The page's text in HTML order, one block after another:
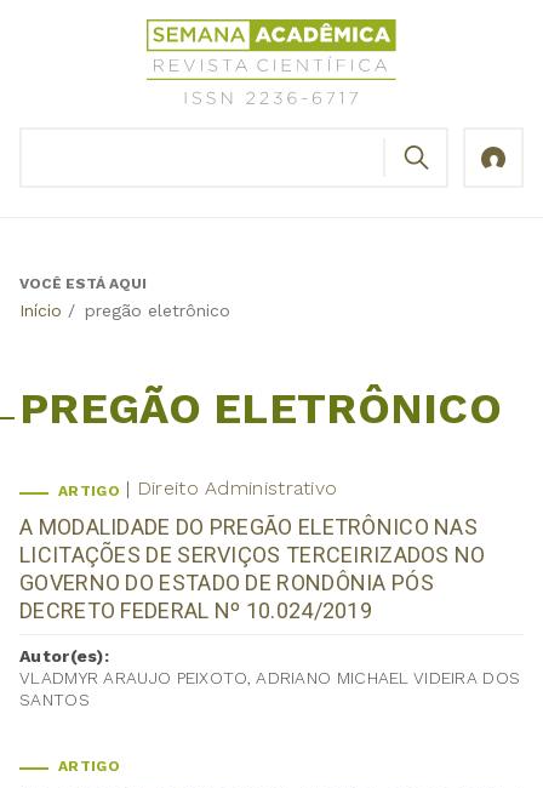
Revista
Científica
Semana
Back
VOCÊ ESTÁ AQUI
Início / pregão eletrônico
PREGÃO ELETRÔNICO
ARTIGO Direito Administrativo
A MODALIDADE DO PREGÃO ELETRÔNICO NAS
LICITAÇÕES DE SERVIÇOS TERCEIRIZADOS NO
GOVERNO DO ESTADO DE RONDÔNIA PÓS
DECRETO FEDERAL Nº 10.024/2019
Autor(es):
VLADMYR ARAUJO PEIXOTO, ADRIANO MICHAEL VIDEIRA DOS
SANTOS
ARTIGO